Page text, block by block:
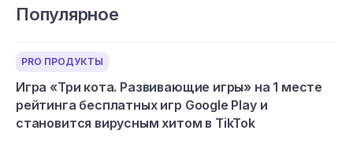
Популярное
PRO ПРОДУКТЫ
Игра «Три кота. Развивающие игры» на 1 месте
рейтинга бесплатных игр Google Play и
становится вирусным хитом в TikTok